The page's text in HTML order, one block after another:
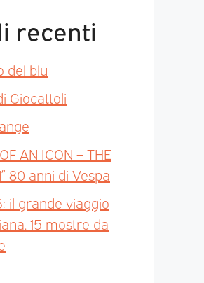
recenti
del blu
Giocattoli
AN ICON – THE
80 anni di Vespa
il grande viaggio
15 mostre da